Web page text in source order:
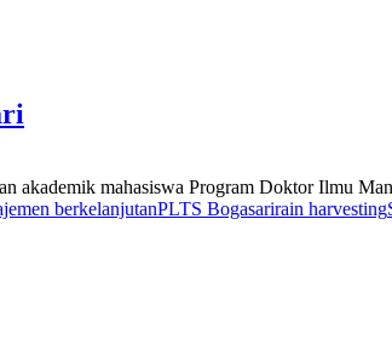
akademik mahasiswa Program Doktor Ilmu
berkelanjutanPLTS Bogasarirain harvesting